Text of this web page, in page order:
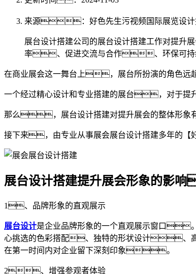
来源：好色先生污视频国际展览设计
展台设计搭建公司的展台设计搭建工作对提
率、促进交流与合作、环保可
在商业展会这一舞台上，展台所扮演的角色
一个经过精心设计和专业搭建的展台，对于
那么，展台设计搭建对提升展会的整体形象
接下来，由专业从事展会展台设计搭建多年的【
展台设计搭建提升展会形象的影响
1、品牌形象的直观展示
展台设计是企业品牌形象的一个直观展示窗口
心挑选的色彩搭配、独特的形状设计、
在第一时间内对企业留下深刻印象。
2、增强参观者体验